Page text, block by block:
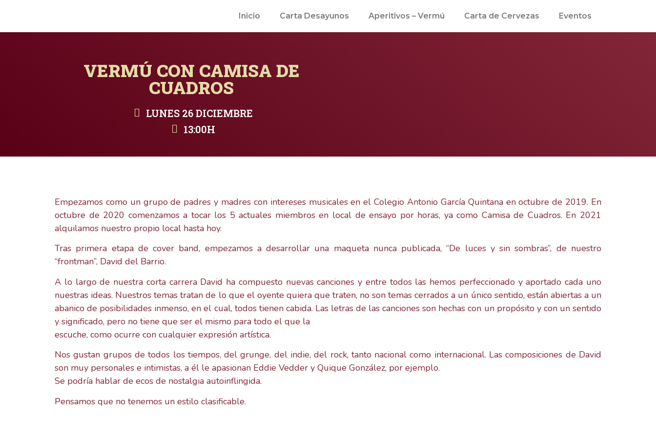
Inicio Carta Desayunos Aperitivos – Vermú Carta de Cervezas Eventos
VERMÚ CON CAMISA DE
CUADROS
LUNES 26 DICIEMBRE
13:00H
Empezamos como un grupo de padres y madres con intereses musicales en el Colegio Antonio García Quintana en octubre de 2019. En
octubre de 2020 comenzamos a tocar los 5 actuales miembros en local de ensayo por horas, ya como Camisa de Cuadros. En 2021
alquilamos nuestro propio local hasta hoy.
Tras primera etapa de cover band, empezamos a desarrollar una maqueta nunca publicada, “De luces y sin sombras”, de nuestro
“frontman”, David del Barrio.
A lo largo de nuestra corta carrera David ha compuesto nuevas canciones y entre todos las hemos perfeccionado y aportado cada uno
nuestras ideas. Nuestros temas tratan de lo que el oyente quiera que traten, no son temas cerrados a un único sentido, están abiertas a un
abanico de posibilidades inmenso, en el cual, todos tienen cabida. Las letras de las canciones son hechas con un propósito y con un sentido
y significado, pero no tiene que ser el mismo para todo el que la
escuche, como ocurre con cualquier expresión artística.
Nos gustan grupos de todos los tiempos, del grunge, del indie, del rock, tanto nacional como internacional. Las composiciones de David
son muy personales e intimistas, a él le apasionan Eddie Vedder y Quique González, por ejemplo.
Se podría hablar de ecos de nostalgia autoinflingida.
Pensamos que no tenemos un estilo clasificable.